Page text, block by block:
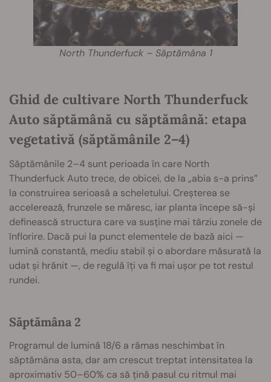
North Thunderfuck – Săptămâna 1
Ghid de cultivare North Thunderfuck
Auto săptămână cu săptămână: etapa
vegetativă (săptămânile 2–4)
Săptămânile 2–4 sunt perioada în care North
Thunderfuck Auto trece, de obicei, de la „abia s-a prins”
la construirea serioasă a scheletului. Creșterea se
accelerează, frunzele se măresc, iar planta începe să-și
definească structura care va susține mai târziu zonele de
înflorire. Dacă pui la punct elementele de bază aici —
lumină constantă, mediu stabil și o abordare măsurată la
udat și hrănit —, de regulă îți va fi mai ușor pe tot restul
rundei.
Săptămâna 2
Programul de lumină 18/6 a rămas neschimbat în
săptămâna asta, dar am crescut treptat intensitatea la
aproximativ 50–60% ca să țină pasul cu ritmul mai